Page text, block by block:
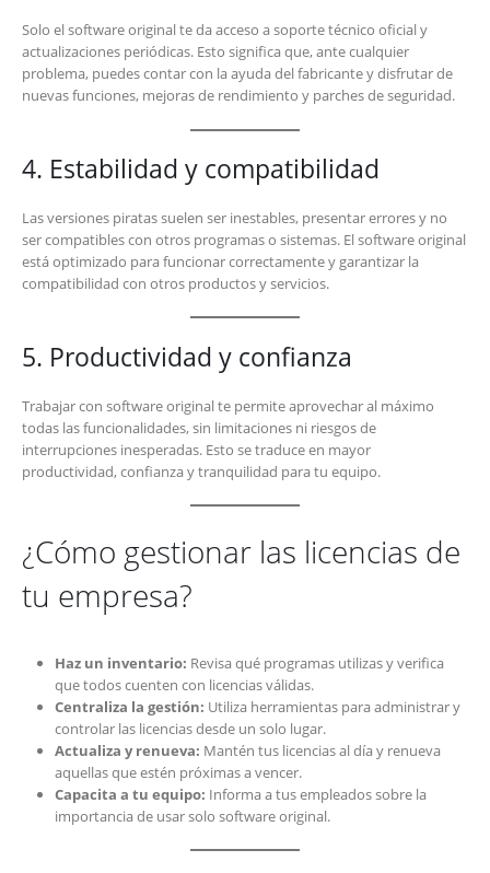
Solo el software original te da acceso a soporte técnico oficial y
actualizaciones periódicas. Esto significa que, ante cualquier
problema, puedes contar con la ayuda del fabricante y disfrutar de
nuevas funciones, mejoras de rendimiento y parches de seguridad.
4. Estabilidad y compatibilidad
Las versiones piratas suelen ser inestables, presentar errores y no
ser compatibles con otros programas o sistemas. El software original
está optimizado para funcionar correctamente y garantizar la
compatibilidad con otros productos y servicios.
5. Productividad y confianza
Trabajar con software original te permite aprovechar al máximo
todas las funcionalidades, sin limitaciones ni riesgos de
interrupciones inesperadas. Esto se traduce en mayor
productividad, confianza y tranquilidad para tu equipo.
¿Cómo gestionar las licencias de
tu empresa?
Haz un inventario: Revisa qué programas utilizas y verifica
que todos cuenten con licencias válidas.
Centraliza la gestión: Utiliza herramientas para administrar y
controlar las licencias desde un solo lugar.
Actualiza y renueva: Mantén tus licencias al día y renueva
aquellas que estén próximas a vencer.
Capacita a tu equipo: Informa a tus empleados sobre la
importancia de usar solo software original.